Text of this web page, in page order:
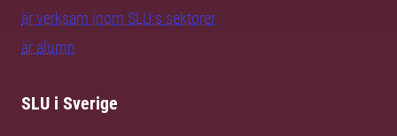
är verksam inom SLU:s sektorer
är alumn
SLU i Sverige